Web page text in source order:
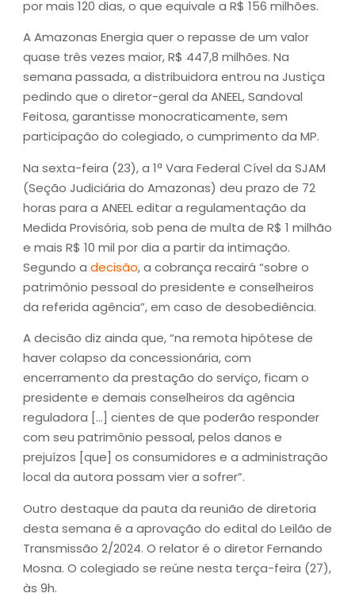
por mais 120 dias, o que equivale a R$ 156 milhões.
A Amazonas Energia quer o repasse de um valor
quase três vezes maior, R$ 447,8 milhões. Na
semana passada, a distribuidora entrou na Justiça
pedindo que o diretor-geral da ANEEL, Sandoval
Feitosa, garantisse monocraticamente, sem
participação do colegiado, o cumprimento da MP.
Na sexta-feira (23), a 1ª Vara Federal Cível da SJAM
(Seção Judiciária do Amazonas) deu prazo de 72
horas para a ANEEL editar a regulamentação da
Medida Provisória, sob pena de multa de R$ 1 milhão
e mais R$ 10 mil por dia a partir da intimação.
Segundo a decisão, a cobrança recairá “sobre o
patrimônio pessoal do presidente e conselheiros
da referida agência”, em caso de desobediência.
A decisão diz ainda que, “na remota hipótese de
haver colapso da concessionária, com
encerramento da prestação do serviço, ficam o
presidente e demais conselheiros da agência
reguladora […] cientes de que poderão responder
com seu patrimônio pessoal, pelos danos e
prejuízos [que] os consumidores e a administração
local da autora possam vier a sofrer”.
Outro destaque da pauta da reunião de diretoria
desta semana é a aprovação do edital do Leilão de
Transmissão 2/2024. O relator é o diretor Fernando
Mosna. O colegiado se reúne nesta terça-feira (27),
às 9h.